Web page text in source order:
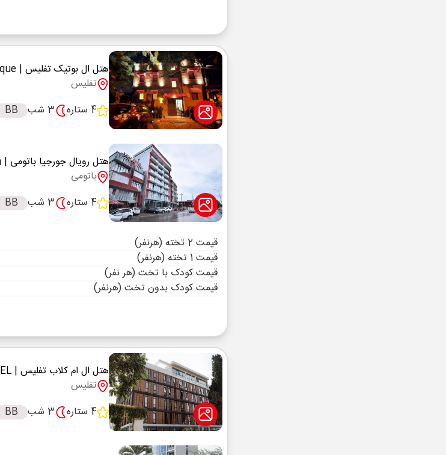
هتل ال بوتیک تفلیس | elle boutique
تفلیس
4 ستاره
3 شب BB
هتل رویال جورجیا باتومی | royal georgia
باتومی
4 ستاره
3 شب BB
قیمت 2 تخته (هرنفر)
قیمت 1 تخته (هرنفر)
قیمت کودک با تخت (هر نفر)
قیمت کودک بدون تخت (هرنفر)
هتل ال ام کلاب تفلیس | LM CLUB HOTEL
تفلیس
4 ستاره
3 شب BB